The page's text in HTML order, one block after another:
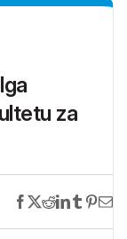
za